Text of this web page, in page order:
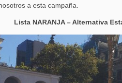
a esta campaña.
Lista NARANJA – Alternativa